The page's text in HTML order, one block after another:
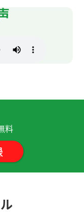
应该再重新巩
级为目标，继
兴！我去西安
待下次见！！
性 )
了。但愿以
料